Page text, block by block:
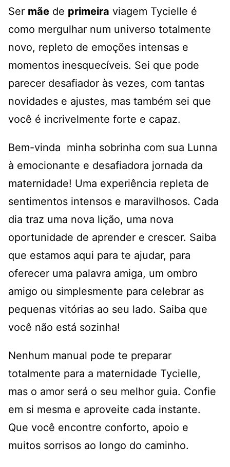
Ser mãe de primeira viagem Tycielle é
como mergulhar num universo totalmente
novo, repleto de emoções intensas e
momentos inesquecíveis. Sei que pode
parecer desafiador às vezes, com tantas
novidades e ajustes, mas também sei que
você é incrivelmente forte e capaz.
Bem-vinda minha sobrinha com sua Lunna
à emocionante e desafiadora jornada da
maternidade! Uma experiência repleta de
sentimentos intensos e maravilhosos. Cada
dia traz uma nova lição, uma nova
oportunidade de aprender e crescer. Saiba
que estamos aqui para te ajudar, para
oferecer uma palavra amiga, um ombro
amigo ou simplesmente para celebrar as
pequenas vitórias ao seu lado. Saiba que
você não está sozinha!
Nenhum manual pode te preparar
totalmente para a maternidade Tycielle,
mas o amor será o seu melhor guia. Confie
em si mesma e aproveite cada instante.
Que você encontre conforto, apoio e
muitos sorrisos ao longo do caminho.